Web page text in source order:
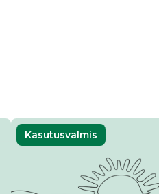
Kasutusvalmis